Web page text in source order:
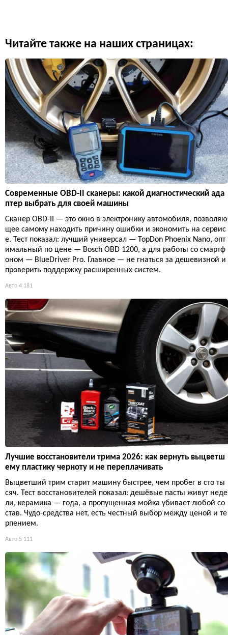
Читайте также на наших страницах:
Современные OBD-II сканеры: какой диагностический ада
птер выбрать для своей машины
Сканер OBD-II — это окно в электронику автомобиля, позволяю
щее самому находить причину ошибки и экономить на сервис
е. Тест показал: лучший универсал — TopDon Phoenix Nano, опт
имальный по цене — Bosch OBD 1200, а для работы со смартф
оном — BlueDriver Pro. Главное — не гнаться за дешевизной и
проверить поддержку расширенных систем.
Авто 4 181
Лучшие восстановители трима 2026: как вернуть выцветш
ему пластику черноту и не переплачивать
Выцветший трим старит машину быстрее, чем пробег в сто ты
сяч. Тест восстановителей показал: дешёвые пасты живут неде
ли, керамика — года, а пропущенная мойка убивает любой со
став. Чудо-средства нет, есть честный выбор между ценой и те
рпением.
Авто 5 111